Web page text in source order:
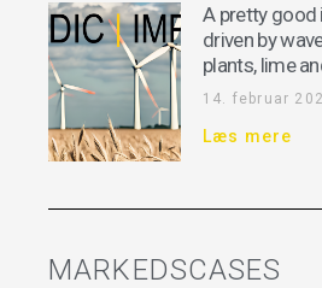
A pretty good
driven by
plants, lime
14. februar
Læs mere
MARKEDSCASES